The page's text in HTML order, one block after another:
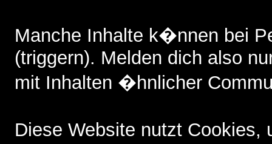
Manche Inhalte k�nnen bei
(triggern). Melden dich also
mit Inhalten �hnlicher
Diese Website nutzt